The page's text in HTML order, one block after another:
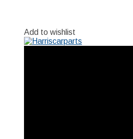
Add to wishlist